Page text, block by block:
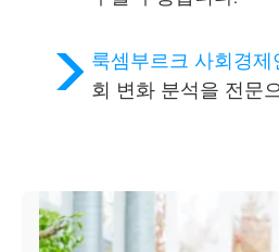
룩셈부르크 사회경제
회 변화 분석을 전문